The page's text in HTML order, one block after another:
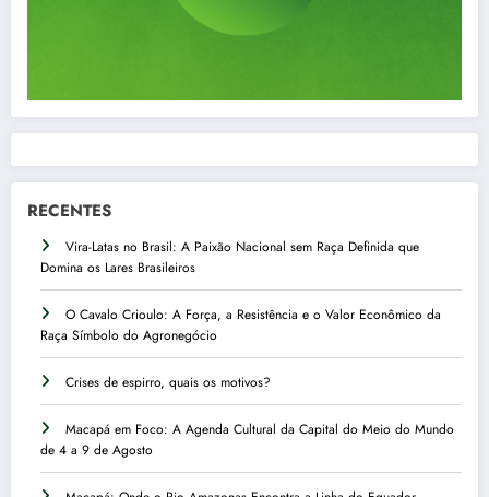
RECENTES
Vira-Latas no Brasil: A Paixão Nacional sem Raça Definida que
Domina os Lares Brasileiros
O Cavalo Crioulo: A Força, a Resistência e o Valor Econômico da
Raça Símbolo do Agronegócio
Crises de espirro, quais os motivos?
Macapá em Foco: A Agenda Cultural da Capital do Meio do Mundo
de 4 a 9 de Agosto